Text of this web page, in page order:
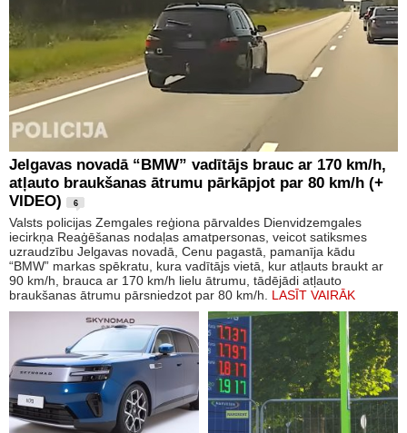
Jelgavas novadā “BMW” vadītājs brauc ar 170 km/h,
atļauto braukšanas ātrumu pārkāpjot par 80 km/h (+
VIDEO)
6
Valsts policijas Zemgales reģiona pārvaldes Dienvidzemgales
iecirkņa Reaģēšanas nodaļas amatpersonas, veicot satiksmes
uzraudzību Jelgavas novadā, Cenu pagastā, pamanīja kādu
“BMW” markas spēkratu, kura vadītājs vietā, kur atļauts braukt ar
90 km/h, brauca ar 170 km/h lielu ātrumu, tādējādi atļauto
braukšanas ātrumu pārsniedzot par 80 km/h. LASĪT VAIRĀK